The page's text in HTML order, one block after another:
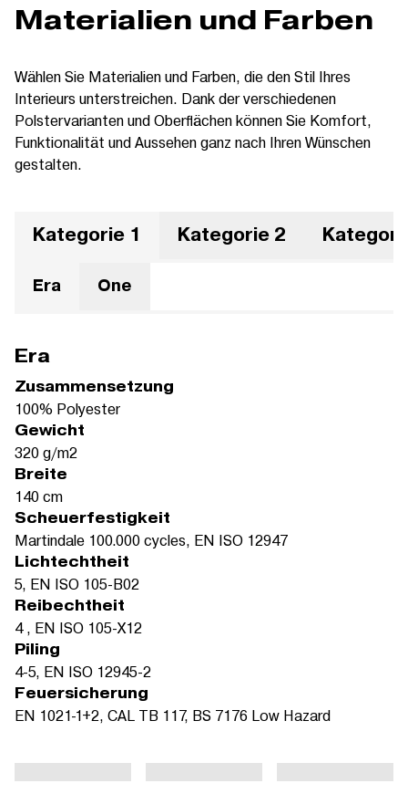
Materialien und Farben
Wählen Sie Materialien und Farben, die den Stil Ihres
Interieurs unterstreichen. Dank der verschiedenen
Polstervarianten und Oberflächen können Sie Komfort,
Funktionalität und Aussehen ganz nach Ihren Wünschen
gestalten.
Kategorie 1 Kategorie 2
Era One
Era
Zusammensetzung
100% Polyester
Gewicht
320 g/m2
Breite
140 cm
Scheuerfestigkeit
Martindale 100.000 cycles, EN ISO 12947
Lichtechtheit
5, EN ISO 105-B02
Reibechtheit
4 , EN ISO 105-X12
Piling
4-5, EN ISO 12945-2
Feuersicherung
EN 1021-1+2, CAL TB 117, BS 7176 Low Hazard